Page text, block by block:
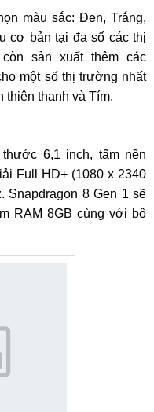
màu sắc: Đen, Trắng,
cơ bản tại đa số các thị
sản xuất thêm các
một số thị trường nhất
thiên thanh và Tím.
6,1 inch, tấm nền
Full HD+ (1080 x 2340
Snapdragon 8 Gen 1 sẽ
RAM 8GB cùng với bộ